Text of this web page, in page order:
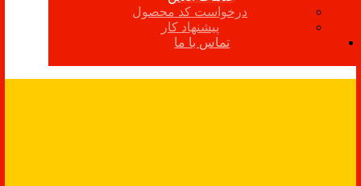
درخواست کد محصول
پیشنهاد کار
تماس با ما